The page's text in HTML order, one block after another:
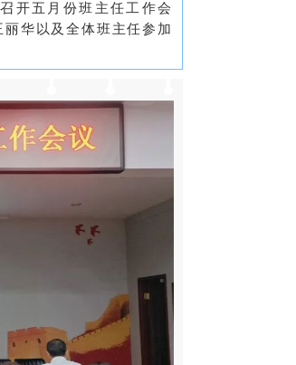
开五月份班主任工作会
华以及全体班主任参加